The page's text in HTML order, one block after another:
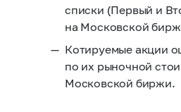
списки (Первый и
на Московской
Котируемые акции
по их рыночной
Московской биржи.